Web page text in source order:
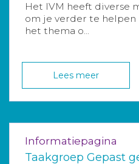
Het IVM heeft diverse
om je verder te
het thema o...
Lees meer
Informatiepagina
Taakgroep Gepast